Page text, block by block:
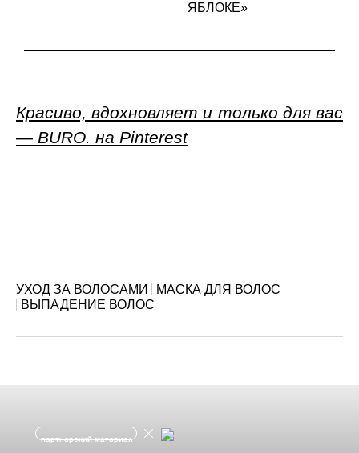
ЯБЛОКЕ»
Красиво, вдохновляет и только для вас
— BURO. на Pinterest
УХОД ЗА ВОЛОСАМИ
МАСКА ДЛЯ ВОЛОС
ВЫПАДЕНИЕ ВОЛОС
партнерский материал